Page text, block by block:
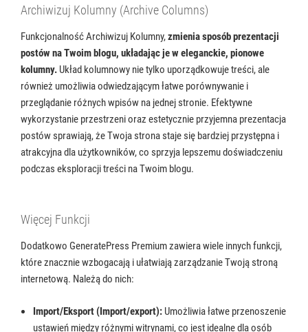
Archiwizuj Kolumny (Archive Columns)
Funkcjonalność Archiwizuj Kolumny,zmienia sposób prezentacji
postów na Twoim blogu, układając je w eleganckie, pionowe
kolumny. Układ kolumnowy nie tylko uporządkowuje treści, ale
również umożliwia odwiedzającym łatwe porównywanie i
przeglądanie różnych wpisów na jednej stronie. Efektywne
wykorzystanie przestrzeni oraz estetycznie przyjemna prezentacja
postów sprawiają, że Twoja strona staje się bardziej przystępna i
atrakcyjna dla użytkowników, co sprzyja lepszemu doświadczeniu
podczas eksploracji treści na Twoim blogu.
Więcej Funkcji
Dodatkowo GeneratePress Premium zawiera wiele innych funkcji,
które znacznie wzbogacają i ułatwiają zarządzanie Twoją stroną
internetową. Należą do nich:
Import/Eksport (Import/export): Umożliwia łatwe przenoszenie
ustawień między różnymi witrynami, co jest idealne dla osób